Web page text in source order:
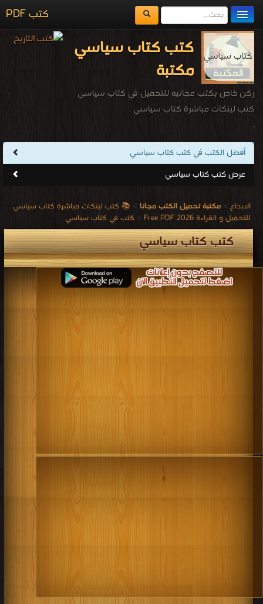
كتب PDF
مكتبة الكتب
المكتبات
يُقرأ حالياً
الفهرس
كتب كتاب سياسي
مكتبة
ركن خاص بكتب مجانيه للتحميل في كتاب سياسي
كتب لينكات مباشرة كتاب سياسي
.
أفضل الكتب في كتب كتاب سياسي
عرض كتب كتاب سياسي
الابداع > مكتبة تحميل الكتب مجانا > 📚 كتب لينكات مباشرة كتاب سياسي
للتحميل و القراءة 2026 Free PDF
> كتب في كتاب سياسي
كتب كتاب سياسي